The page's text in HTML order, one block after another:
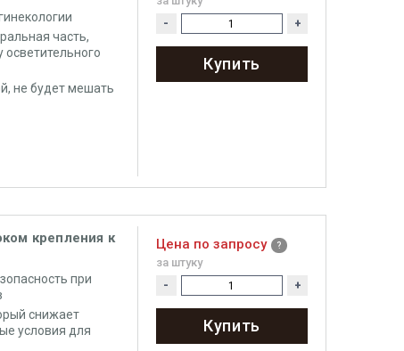
часть,
не будет мешать
- +
Купить
крепления к
при
снижает
условия для
Цена по запросу
за штуку
- +
Купить